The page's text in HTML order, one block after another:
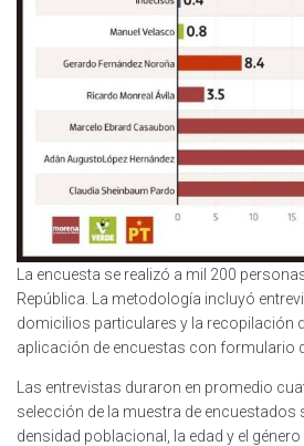
La encuesta se realizó a mil 200
República. La metodología incluyó
domicilios particulares y la recopilación
aplicación de encuestas con formulario
Las entrevistas duraron en promedio
selección de la muestra de encuestados
densidad poblacional, la edad y el